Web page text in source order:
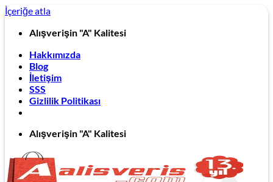
İçeriğe atla
Alışverişin "A" Kalitesi
Hakkımızda
Blog
İletişim
SSS
Gizlilik Politikası
Alışverişin "A" Kalitesi